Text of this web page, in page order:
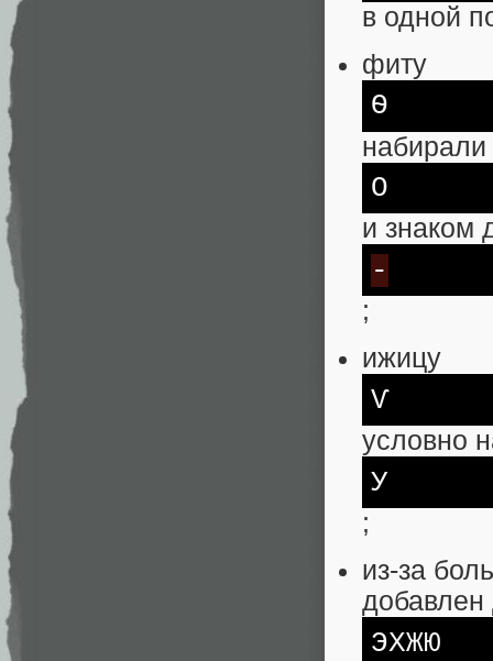
в одной
фиту
Ѳ
набирали
О
и знаком
-
;
ижицу
Ѵ
условно
У
;
из-за
добавлен
ЭХЖЮ